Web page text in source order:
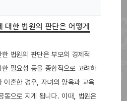
대한 법원의 판단은 어떻게
법원의 판단은 부모의 경제적
필요성 등을 종합적으로 고려하
이혼한 경우, 자녀의 양육과 교육
동으로 지게 됩니다. 이때, 법원은